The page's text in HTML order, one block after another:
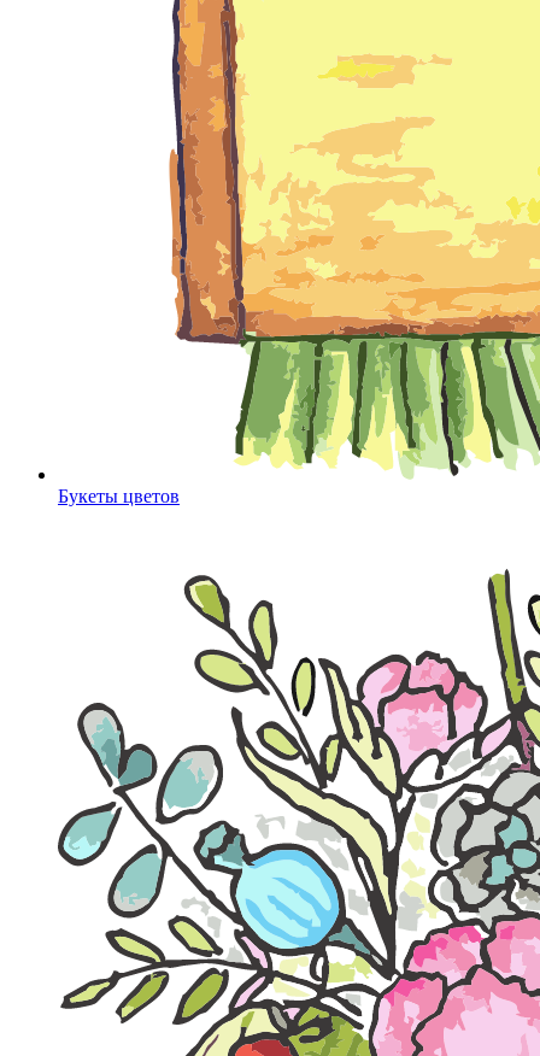
Букеты цветов